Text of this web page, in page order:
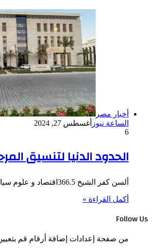
أخبار مصر
الساعة نيوز أغسطس 27, 2024
6
الحدود الدنيا لتنسيق
ألسن كفر الشيخ 366.5اقتصاد و علوم سياسية القاهرة 364.5الدراسات الاقتصادية والعلوم السياسة الإسكندرية 358.5ألسن عين شمس 358.5ألسن قناة السويس بالإسماعيلية…
أكمل القراءة »
Follow Us
من صفحة إعدادات إضافة أرقام قم